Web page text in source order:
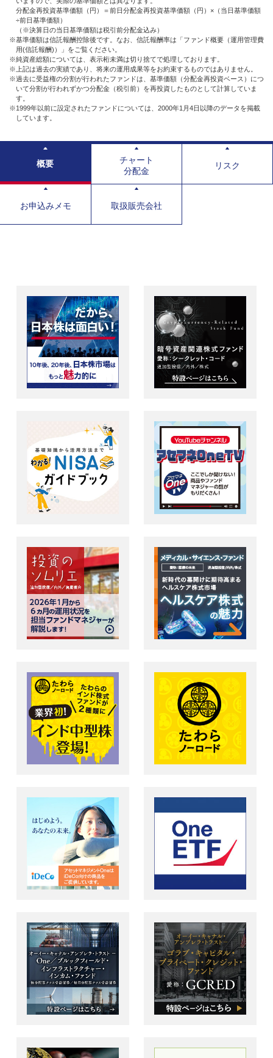
分配金再投資基準価額（円）＝前日分配金再投資基準価額（円）×（当日基準価額
÷前日基準価額）
（※決算日の当日基準価額は税引前分配金込み）
※基準価額は信託報酬控除後です。なお、信託報酬率は「ファンド概要（運用管理費
用(信託報酬)）」をご覧ください。
※純資産総額については、表示桁未満は切り捨てで処理しております。
※上記は過去の実績であり、将来の運用成果等をお約束するものではありません。
※過去に受益権の分割が行われたファンドは、基準価額（分配金再投資ベース）につ
いて分割が行われずかつ分配金（税引前）を再投資したものとして計算していま
す。
※1999年以前に設定されたファンドについては、2000年1月4日以降のデータを掲載
しています。
概要
チャート
分配金
リスク
お申込みメモ 取扱販売会社